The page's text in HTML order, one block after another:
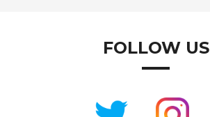
FOLLOW US